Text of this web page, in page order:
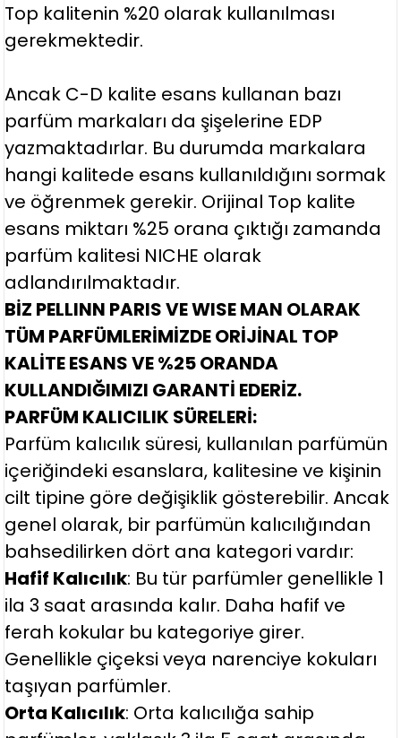
Top kalitenin %20 olarak kullanılması
gerekmektedir.
Ancak C-D kalite esans kullanan bazı
parfüm markaları da şişelerine EDP
yazmaktadırlar. Bu durumda markalara
hangi kalitede esans kullanıldığını sormak
ve öğrenmek gerekir. Orijinal Top kalite
esans miktarı %25 orana çıktığı zamanda
parfüm kalitesi NICHE olarak
adlandırılmaktadır.
BİZ PELLINN PARIS VE WISE MAN OLARAK
TÜM PARFÜMLERİMİZDE ORİJİNAL TOP
KALİTE ESANS VE %25 ORANDA
KULLANDIĞIMIZI GARANTİ EDERİZ.
PARFÜM KALICILIK SÜRELERİ:
Parfüm kalıcılık süresi, kullanılan parfümün
içeriğindeki esanslara, kalitesine ve kişinin
cilt tipine göre değişiklik gösterebilir. Ancak
genel olarak, bir parfümün kalıcılığından
bahsedilirken dört ana kategori vardır:
Hafif Kalıcılık: Bu tür parfümler genellikle 1
ila 3 saat arasında kalır. Daha hafif ve
ferah kokular bu kategoriye girer.
Genellikle çiçeksi veya narenciye kokuları
taşıyan parfümler.
Orta Kalıcılık: Orta kalıcılığa sahip